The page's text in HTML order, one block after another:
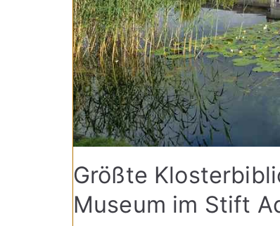
Größte
Museum im Stift